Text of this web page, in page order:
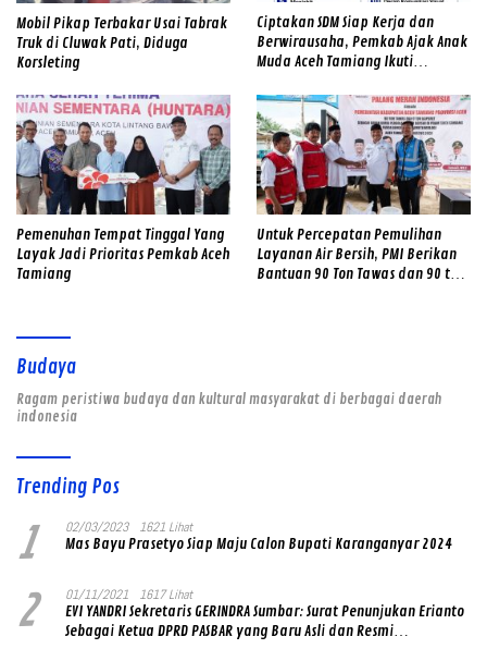
Mobil Pikap Terbakar Usai Tabrak
Truk di Cluwak Pati, Diduga
Korsleting
Ciptakan SDM Siap Kerja dan
Berwirausaha, Pemkab Ajak Anak
Muda Aceh Tamiang Ikuti
Pemenuhan Tempat Tinggal Yang
Layak Jadi Prioritas Pemkab Aceh
Tamiang
Untuk Percepatan Pemulihan
Layanan Air Bersih, PMI Berikan
Bantuan 90 Ton Tawas dan 90 ton
Budaya
Ragam peristiwa budaya dan kultural masyarakat di berbagai daerah
indonesia
Trending Pos
1 02/03/2023 1621 Lihat
Mas Bayu Prasetyo Siap Maju Calon Bupati Karanganyar 2024
2 01/11/2021 1617 Lihat
EVI YANDRI Sekretaris GERINDRA Sumbar: Surat Penunjukan Erianto
Sebagai Ketua DPRD PASBAR yang Baru Asli dan Resmi